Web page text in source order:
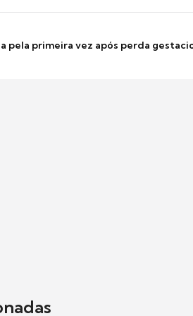
pela primeira vez após perda